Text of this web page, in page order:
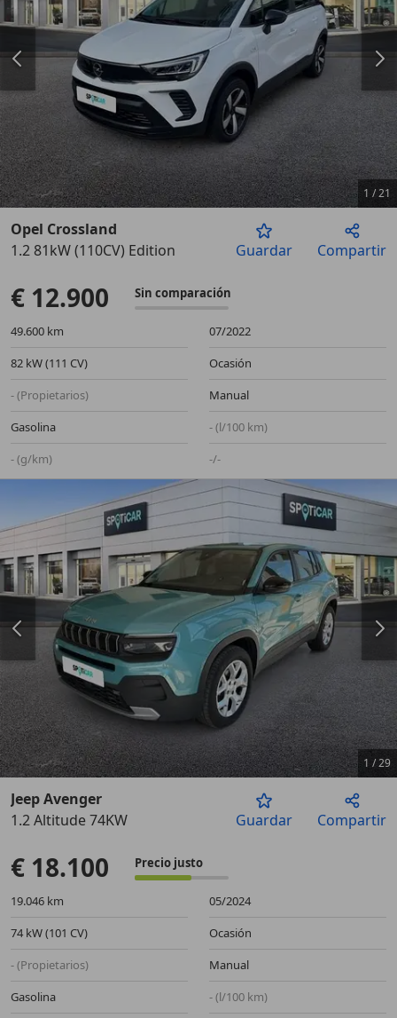
Anterior
1 /21
Opel Crossland
1.2 81kW (110CV) Edition
Guardar Compartir
€ 12.900 Sin comparación
49.600 km
07/2022
82 kW (111 CV)
Ocasión
- (Propietarios)
Manual
Gasolina
- (l/100 km)
- (g/km)
-/-
Anterior
1 /29
Jeep Avenger
1.2 Altitude 74KW
Guardar Compartir
€ 18.100 Precio justo
19.046 km
05/2024
74 kW (101 CV)
Ocasión
- (Propietarios)
Manual
Gasolina
- (l/100 km)